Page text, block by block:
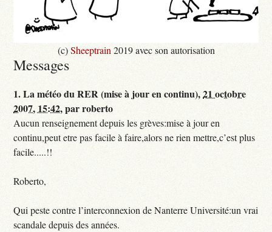
(c)Sheeptrain 2019 avec son autorisation
Messages
1.La météo du RER (mise à jour en continu),21 octobre
2007, 15:42,parroberto
Aucun renseignement depuis les grèves:mise à jour en
continu,peut etre pas facile à faire,alors ne rien mettre,c’est plus
facile.....!!
Roberto,
Qui peste contre l’interconnexion de Nanterre Université:un vrai
scandale depuis des années.